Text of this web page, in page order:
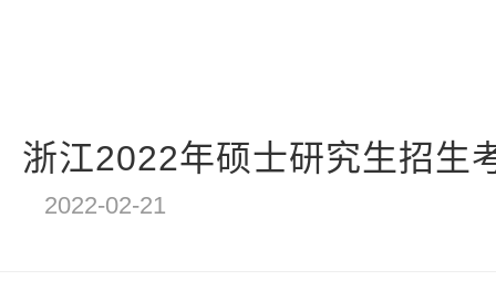
浙江2022年硕士研究生招生
2022-02-21